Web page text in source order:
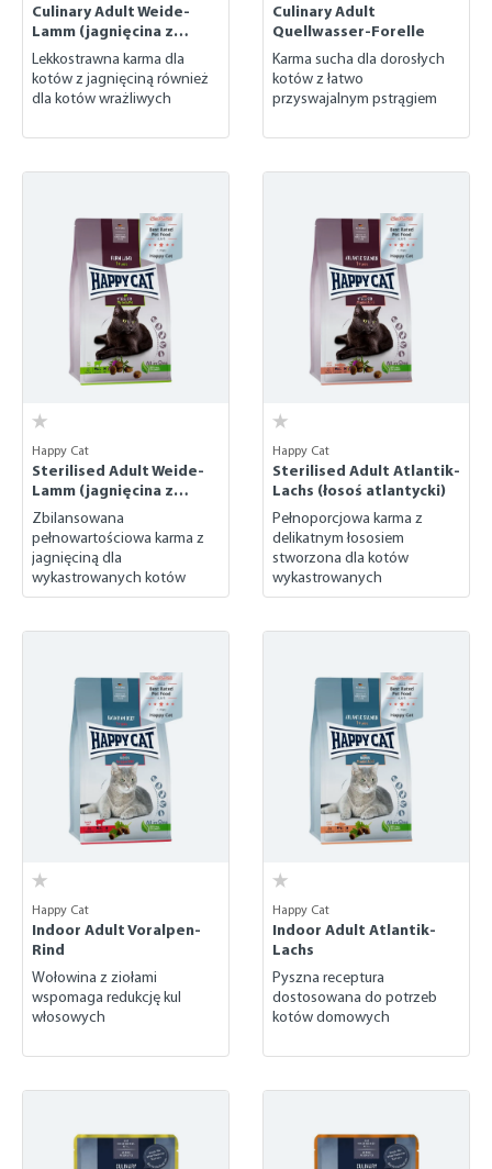
Culinary Adult Weide-
Lamm (jagnięcina z
naturalnych pastwisk)
Lekkostrawna karma dla
kotów z jagnięciną również
dla kotów wrażliwych
Culinary Adult
Quellwasser-Forelle
Karma sucha dla dorosłych
kotów z łatwo
przyswajalnym pstrągiem
Happy Cat
Sterilised Adult Weide-
Lamm (jagnięcina z
naturalnych pastwisk)
Zbilansowana
pełnowartościowa karma z
jagnięciną dla
wykastrowanych kotów
Happy Cat
Sterilised Adult Atlantik-
Lachs (łosoś atlantycki)
Pełnoporcjowa karma z
delikatnym łososiem
stworzona dla kotów
wykastrowanych
Happy Cat
Indoor Adult Voralpen-
Rind
Wołowina z ziołami
wspomaga redukcję kul
włosowych
Happy Cat
Indoor Adult Atlantik-
Lachs
Pyszna receptura
dostosowana do potrzeb
kotów domowych